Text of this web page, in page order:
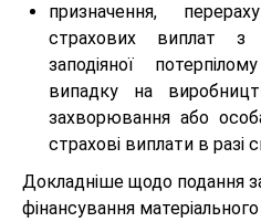
призначення,
страхових виплат з
заподіяної
випадку на
захворювання або
страхові виплати в разі
Докладніше щодо подання
фінансування